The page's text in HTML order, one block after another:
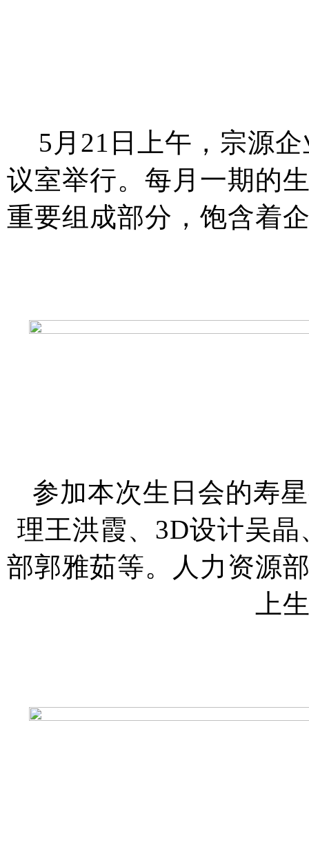
5 月 21 日上午，宗源
议室举行。每月一期的
重要组成部分，饱含着
参加本次生日会的寿
理王洪霞、3D设计吴
部郭雅茹等。
人力资源
上